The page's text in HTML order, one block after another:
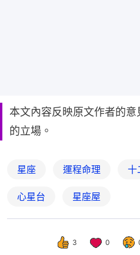
本文內容反映原文作者的意
的立場。
星座 運程命理 十
心星台 星座屋
3 0